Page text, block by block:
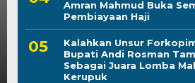
LINTASCELEBES.COM
Mahendrajaya menunjukkan
Amran Mahmud Buka
Pembiayaan Haji
Kalahkan Unsur
Bupati Andi Rosman
Sebagai Juara Lomba
Kerupuk